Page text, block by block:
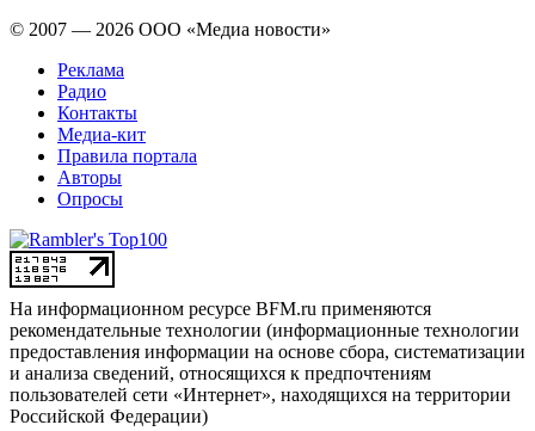
© 2007 — 2026 ООО «Медиа новости»
Реклама
Радио
Контакты
Медиа-кит
Правила портала
Авторы
Опросы
На информационном ресурсе BFM.ru применяются
рекомендательные технологии (информационные технологии
предоставления информации на основе сбора, систематизации
и анализа сведений, относящихся к предпочтениям
пользователей сети «Интернет», находящихся на территории
Российской Федерации)